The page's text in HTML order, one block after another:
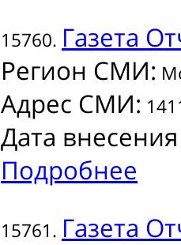
15760. Газета
Регион СМИ:
Адрес СМИ:
Дата
Подробнее
15761. Газета